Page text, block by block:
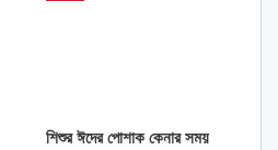
শিশুর ঈদের পোশাক কেনার সময়